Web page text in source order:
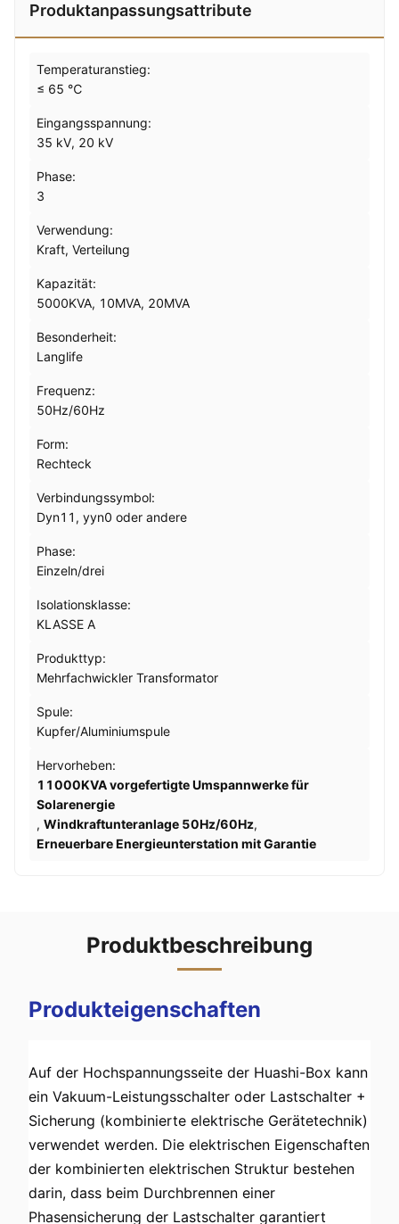
Produktanpassungsattribute
Temperaturanstieg:
≤ 65 ℃
Eingangsspannung:
35 kV, 20 kV
Phase:
3
Verwendung:
Kraft, Verteilung
Kapazität:
5000KVA, 10MVA, 20MVA
Besonderheit:
Langlife
Frequenz:
50Hz/60Hz
Form:
Rechteck
Verbindungssymbol:
Dyn11, yyn0 oder andere
Phase:
Einzeln/drei
Isolationsklasse:
KLASSE A
Produkttyp:
Mehrfachwickler Transformator
Spule:
Kupfer/Aluminiumspule
Hervorheben:
11000KVA vorgefertigte Umspannwerke für
Solarenergie
, Windkraftunteranlage 50Hz/60Hz,
Erneuerbare Energieunterstation mit Garantie
Produktbeschreibung
Produkteigenschaften
Auf der Hochspannungsseite der Huashi-Box kann
ein Vakuum-Leistungsschalter oder Lastschalter +
Sicherung (kombinierte elektrische Gerätetechnik)
verwendet werden. Die elektrischen Eigenschaften
der kombinierten elektrischen Struktur bestehen
darin, dass beim Durchbrennen einer
Phasensicherung der Lastschalter garantiert